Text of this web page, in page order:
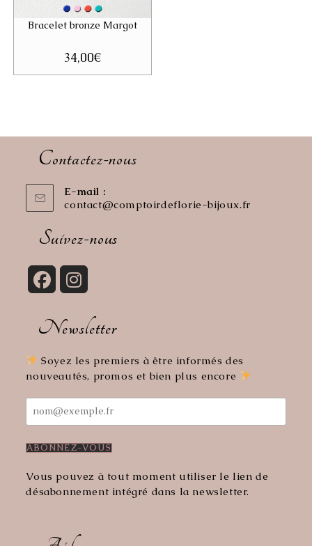
Bracelet bronze Margot
34,00€
Contactez-nous
E-mail :
contact@comptoirdeflorie-bijoux.frS’ouvre
Suivez-nous
un
onglet
un
onglet
Newsletter
Soyez les premiers à être informés des
nouveautés, promos et bien plus encore
Vous pouvez à tout moment utiliser le lien de
désabonnement intégré dans la newsletter.